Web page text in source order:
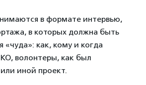
в формате интервью,
в которых должна быть
«чуда»: как, кому и когда
волонтеры, как был
иной проект.